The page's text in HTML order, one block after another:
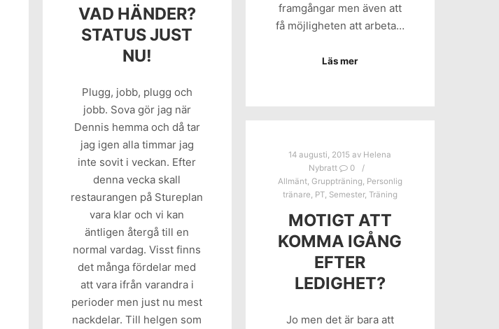
framgångar men även att
få möjligheten att arbeta…
Läs mer
VAD HÄNDER?
STATUS JUST
NU!
Plugg, jobb, plugg och
jobb. Sova gör jag när
Dennis hemma och då tar
jag igen alla timmar jag
inte sovit i veckan. Efter
denna vecka skall
restaurangen på Stureplan
vara klar och vi kan
äntligen återgå till en
normal vardag. Visst finns
det många fördelar med
att vara ifrån varandra i
perioder men just nu mest
nackdelar. Till helgen som
14 augusti, 2015 av Helena
Nybratt
0
Allmänt, Gruppträning, Personlig
tränare, PT, Semester, Träning
MOTIGT ATT
KOMMA IGÅNG
EFTER
LEDIGHET?
Jo men det är bara att